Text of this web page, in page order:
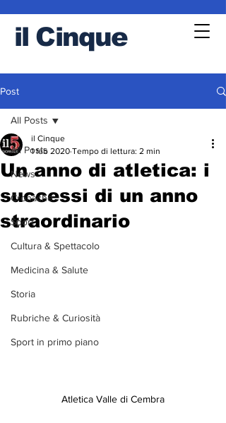
il Cinque
Post
All Posts
News
Cronache
Sport
Cultura & Spettacolo
Medicina & Salute
Storia
Rubriche & Curiosità
Sport in primo piano
All Posts
Un anno di atletica: i
successi di un anno
straordinario
il Cinque
1 feb 2020 Tempo di lettura: 2 min
Atletica Valle di Cembra